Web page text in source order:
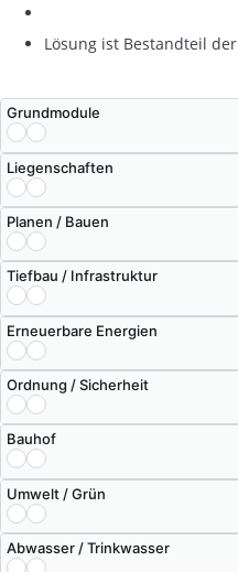
Lösung ist Bestandteil der
Grundmodule
Liegenschaften
Planen / Bauen
Tiefbau / Infrastruktur
Erneuerbare Energien
Ordnung / Sicherheit
Bauhof
Umwelt / Grün
Abwasser / Trinkwasser